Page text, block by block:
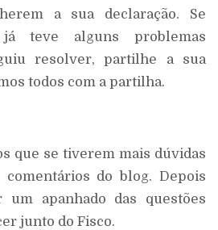
a sua declaração. Se
teve alguns problemas
resolver, partilhe a sua
todos com a partilha.
que se tiverem mais dúvidas
do blog. Depois
apanhado das questões
junto do Fisco.